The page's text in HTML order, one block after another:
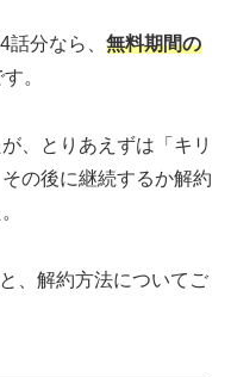
分なら、 無料期間の
。
、とりあえずは「キリ
の後に継続するか解約
、解約方法についてご